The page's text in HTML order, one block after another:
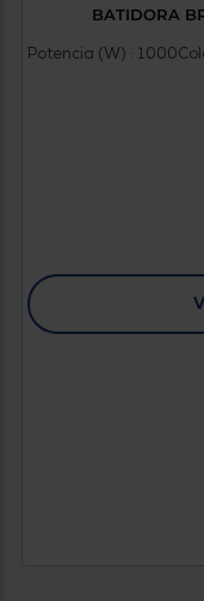
BATIDORA
Potencia (W) : 1000